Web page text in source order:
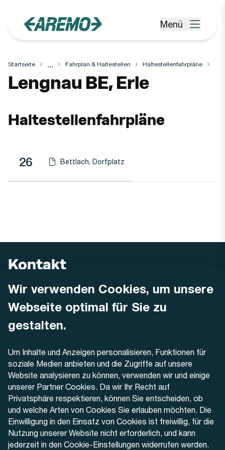
Wir verwenden Cookies, um unsere
Webseite optimal für Sie zu
gestalten.
Um Inhalte und Anzeigen personalisieren, Funktionen für
soziale Medien anbieten und die Zugriffe auf unsere
Website analysieren zu können, verwenden wir und einige
unserer Partner Cookies. Da wir Ihr Recht auf
Privatsphäre respektieren, können Sie entscheiden, ob
und welche Arten von Cookies Sie erlauben möchten. Die
Einwilligung in den Einsatz von Cookies ist freiwillig, für die
Nutzung unserer Website nicht erforderlich, und kann
jederzeit in den Cookie-Einstellungen widerrufen werden.
Menü öffnen
Menü
Startseite ... Fahrplan & Haltestellen Haltestellenfahrpläne
Haltestelle
Lengnau BE, Erle
Haltestellenfahrpläne
Linie Richtung
Linie
26 Haltestellen-PDF herunterladen für
Bettlach, Dorfplatz
(Öffnet in einen neuen Tab oder Fenster)
Kontakt
AREMO
Dornacherstrasse 48
4500 Solothurn
+41 32 622 37 22
Kontaktformular
Aktuell